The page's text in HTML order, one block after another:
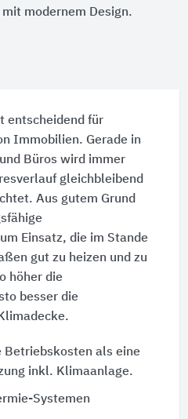
modernem Design.
entscheidend für
Immobilien. Gerade in
Büros wird immer
gleichbleibend
Aus gutem Grund
Einsatz, die im Stande
gut zu heizen und zu
höher die
besser die
als eine
inkl. Klimaanlage.
Systemen